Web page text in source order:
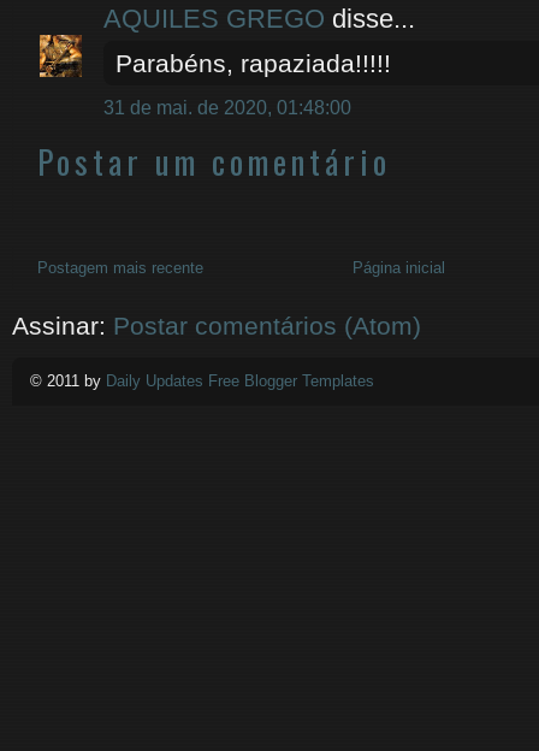
AQUILES GREGO disse...
Parabéns, rapaziada!!!!!
31 de mai. de 2020, 01:48:00
Postar um comentário
Postagem mais recente Página inicial
Assinar: Postar comentários (Atom)
© 2011 by Daily Updates Free Blogger Templates